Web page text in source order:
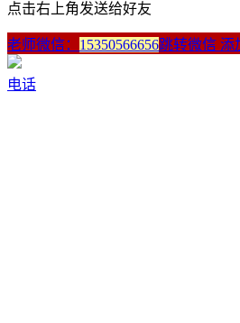
点击右上角发送给好友
老师微信： 15350566656跳转微信 添
电话